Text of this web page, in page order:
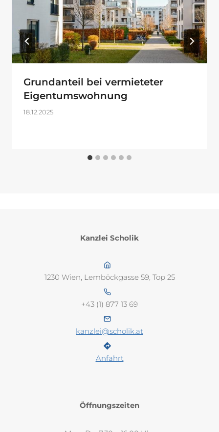
Grundanteil bei vermieteter
Eigentumswohnung
18.12.2025
Kanzlei Scholik
1230 Wien, Lemböckgasse 59, Top 25
+43 (1) 877 13 69
kanzlei@scholik.at
Anfahrt
Öffnungszeiten